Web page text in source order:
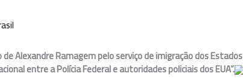
Alexandre Ramagem pelo serviço de imigração dos Estados
entre a Polícia Federal e autoridades policiais dos EUA”.